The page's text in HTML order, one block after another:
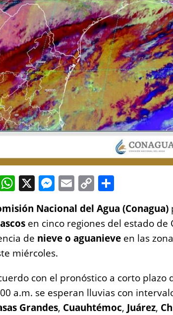
por aire y tierra
GUACHOCHI
W
h
at
s
A
p
p
X M
e
ss
e
n
g
er
E
m
ai
l
C
p
y
Li
k
a
re
Nacional del Agua (Conagua)
en cinco regiones del estado
de nieve o aguanieve en las
miércoles.
con el pronóstico a corto plazo
a.m. se esperan lluvias con
Grandes, Cuauhtémoc, Juárez,